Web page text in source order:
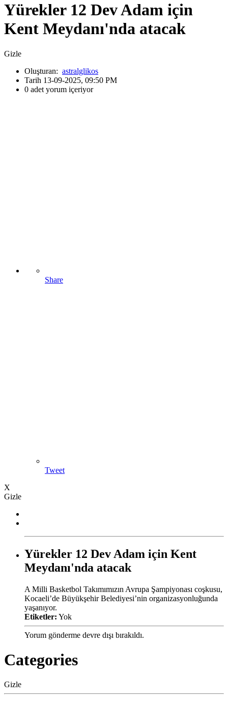
Yürekler 12 Dev Adam için
Kent Meydanı'nda atacak
Gizle
Oluşturan: astralglikos
Tarih 13-09-2025, 09:50 PM
0 adet yorum içeriyor
Share
Tweet
X
Gizle
Yürekler 12 Dev Adam için Kent
Meydanı'nda atacak
A Milli Basketbol Takımımızın Avrupa Şampiyonası coşkusu,
Kocaeli’de Büyükşehir Belediyesi’nin organizasyonluğunda
yaşanıyor.
Etiketler: Yok
Yorum gönderme devre dışı bırakıldı.
Categories
Gizle